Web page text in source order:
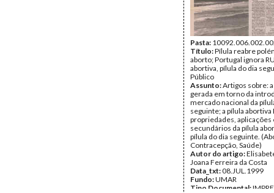
Pasta:
Título:Pílula reabre
aborto; Portugal ignora
abortiva, pílula do dia
Público
Assunto:Artigos sobre:
gerada em torno da
mercado nacional da
seguinte; a pílula abortiva
propriedades, aplicações
secundários da pílula
pílula do dia seguinte.
Contracepção, Saúde)
Autor do artigo:
Joana Ferreira da Costa
Data_txt:08.JUL.1999
Fundo:UMAR
Tipo Documental: